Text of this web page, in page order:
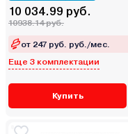
10 034.99 руб.
10938.14 руб.
от 247 руб. руб./мес.
Еще 3 комплектации
Купить